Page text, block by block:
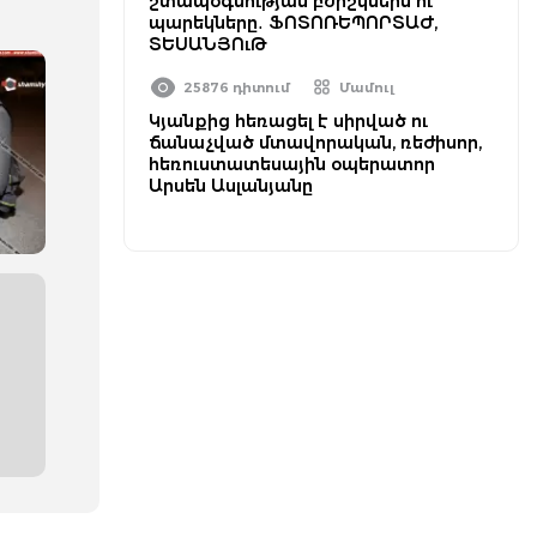
պարեկները․ ՖՈՏՈՌԵՊՈՐՏԱԺ,
ՏԵՍԱՆՅՈւԹ
25876 դիտում Մամուլ
Կյանքից հեռացել է սիրված ու
ճանաչված մտավորական, ռեժիսոր,
հեռուստատեսային օպերատոր
Արսեն Ասլանյանը